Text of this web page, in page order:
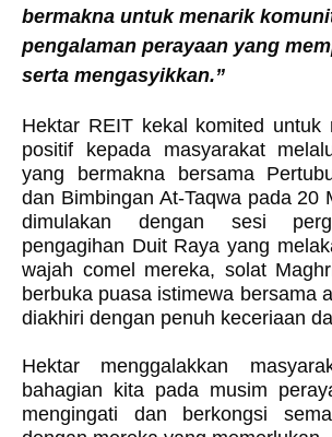
bermakna untuk menarik
pengalaman perayaan yang
serta mengasyikkan.”
Hektar REIT kekal komited untuk
positif kepada masyarakat
yang bermakna bersama
dan Bimbingan At-Taqwa pada 20
dimulakan dengan sesi
pengagihan Duit Raya yang
wajah comel mereka, solat
berbuka puasa istimewa bersama
diakhiri dengan penuh keceriaan
Hektar menggalakkan
bahagian kita pada musim
mengingati dan berkongsi